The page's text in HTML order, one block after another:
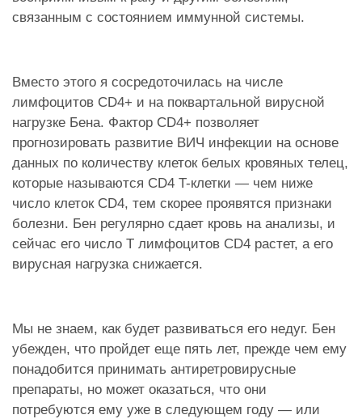
связанным с состоянием иммунной системы.
Вместо этого я сосредоточилась на числе
лимфоцитов CD4+ и на поквартальной вирусной
нагрузке Бена. Фактор CD4+ позволяет
прогнозировать развитие ВИЧ инфекции на основе
данных по количеству клеток белых кровяных телец,
которые называются CD4 T-клетки — чем ниже
число клеток CD4, тем скорее проявятся признаки
болезни. Бен регулярно сдает кровь на анализы, и
сейчас его число Т лимфоцитов CD4 растет, а его
вирусная нагрузка снижается.
Мы не знаем, как будет развиваться его недуг. Бен
убежден, что пройдет еще пять лет, прежде чем ему
понадобится принимать антиретровирусные
препараты, но может оказаться, что они
потребуются ему уже в следующем году — или